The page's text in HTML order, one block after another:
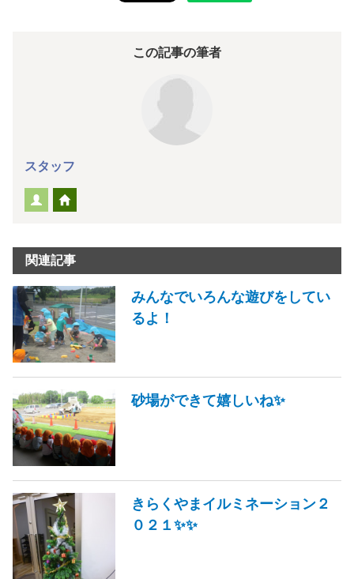
この記事の筆者
スタッフ
関連記事
みんなでいろんな遊びをしてい
るよ！
砂場ができて嬉しいね✨
きらくやまイルミネーション２
０２１✨✨